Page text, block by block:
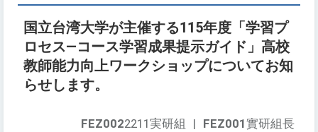
国立台湾大学が主催する115年度「学習プ
ロセス—コース学習成果提示ガイド」高校
教師能力向上ワークショップについてお知
らせします。
FEZ001實研組長
FEZ0022211実研組 |